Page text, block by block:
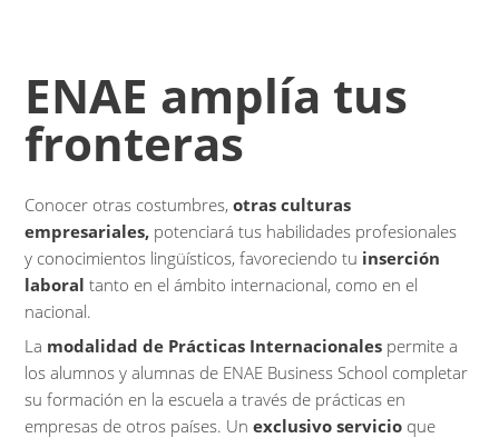
ENAE amplía tus
fronteras
Conocer otras costumbres,otras culturas
empresariales, potenciará tus habilidades profesionales
y conocimientos lingüísticos, favoreciendo tu inserción
laboral tanto en el ámbito internacional, como en el
nacional.
La modalidad de Prácticas Internacionales permite a
los alumnos y alumnas de ENAE Business School completar
su formación en la escuela a través de prácticas en
empresas de otros países. Unexclusivo servicio que